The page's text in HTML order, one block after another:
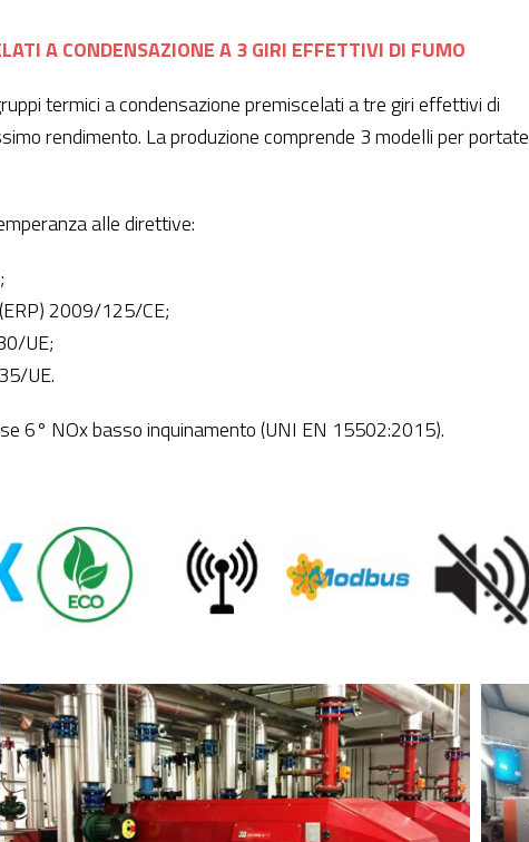
A CONDENSAZIONE A 3 GIRI EFFETTIVI DI FUMO
termici a condensazione premiscelati a tre giri effettivi di
rendimento. La produzione comprende 3 modelli per portate
alle direttive:
2009/125/CE;
UE;
UE.
6° NOx basso inquinamento (UNI EN 15502:2015).